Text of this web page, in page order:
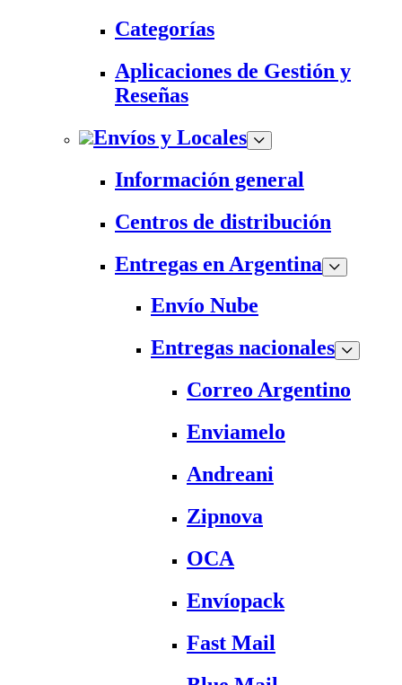
Categorías
Aplicaciones de Gestión y
Reseñas
Envíos y Locales
Información general
Centros de distribución
Entregas en Argentina
Envío Nube
Entregas nacionales
Correo Argentino
Enviamelo
Andreani
Zipnova
OCA
Envíopack
Fast Mail